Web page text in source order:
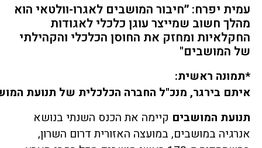
עמית יפרח: ״חיבור המושבים לאגרו-וולטאי הוא
מהלך חשוב שמייצר עוגן כלכלי לאגודות
החקלאיות ומחזק את החוסן הכלכלי והקהילתי
של המושבים"
*תמונה ראשית:
איתם בירגר, מנכ"ל החברה הכלכלית של תנועת
תנועת המושבים קיימה את הכנס השנתי בנושא
אנרגיה במושבים, במועצה האזורית דרום השרון,